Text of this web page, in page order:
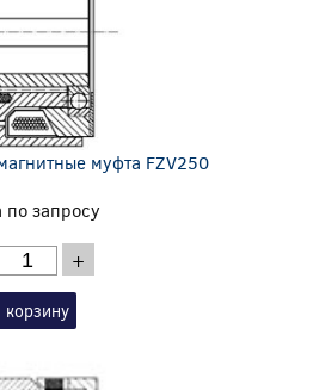
муфта FZV250
по запросу
+
корзину